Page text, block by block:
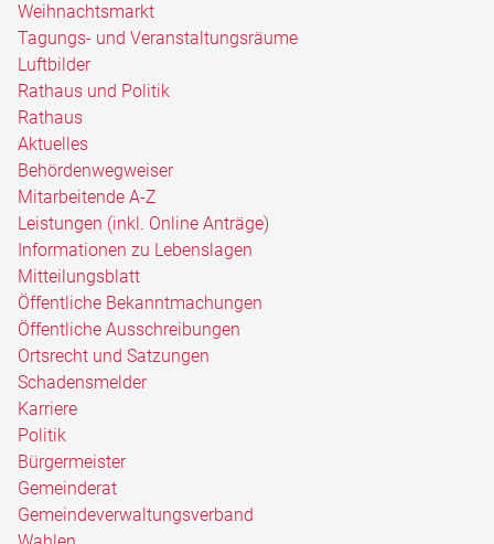
Weihnachtsmarkt
Tagungs- und Veranstaltungsräume
Luftbilder
Rathaus und Politik
Rathaus
Aktuelles
Behördenwegweiser
Mitarbeitende A-Z
Leistungen (inkl. Online Anträge)
Informationen zu Lebenslagen
Mitteilungsblatt
Öffentliche Bekanntmachungen
Öffentliche Ausschreibungen
Ortsrecht und Satzungen
Schadensmelder
Karriere
Politik
Bürgermeister
Gemeinderat
Gemeindeverwaltungsverband